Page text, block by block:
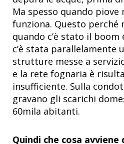
Ma spesso quando
funziona. Questo perché
quando c’è stato il boom
c’è stata parallelamente
strutture messe a
e la rete fognaria è
insufficiente. Sulla
gravano gli scarichi
60mila abitanti.
Quindi che cosa avviene